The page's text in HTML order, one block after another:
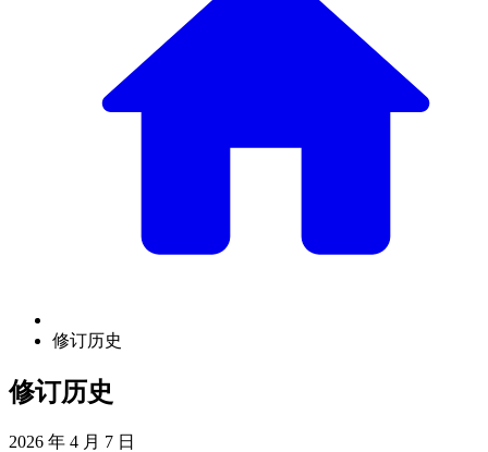
修订历史
修订历史
2026 年 4 月 7 日